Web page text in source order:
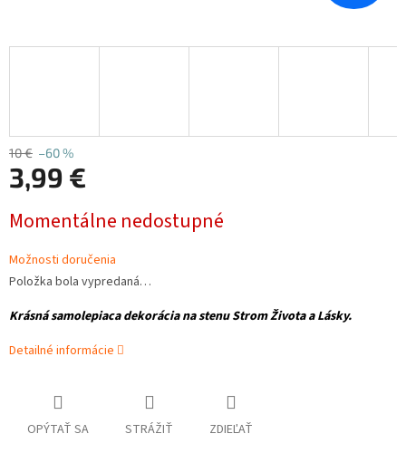
10 € –60 %
3,99 €
cena:
Momentálne nedostupné
Možnosti doručenia
Položka bola vypredaná…
Krásná samolepiaca dekorácia na stenu Strom Života a Lásky.
Detailné informácie
OPÝTAŤ SA STRÁŽIŤ ZDIEĽAŤ